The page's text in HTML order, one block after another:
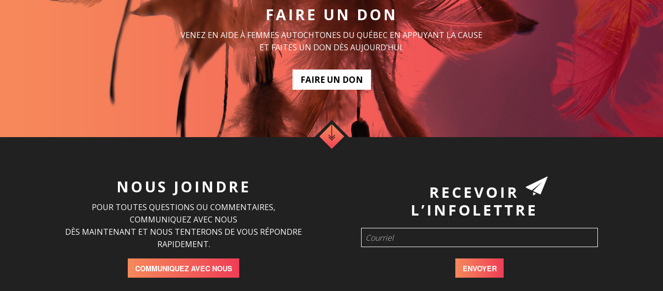
FAIRE UN DON
VENEZ EN AIDE À FEMMES AUTOCHTONES DU QUÉBEC EN APPUYANT LA CAUSE
ET FAITES UN DON DÈS AUJOURD’HUI.
FAIRE UN DON
NOUS JOINDRE
POUR TOUTES QUESTIONS OU COMMENTAIRES,
COMMUNIQUEZ AVEC NOUS
DÈS MAINTENANT ET NOUS TENTERONS DE VOUS RÉPONDRE
RAPIDEMENT.
COMMUNIQUEZ AVEC NOUS